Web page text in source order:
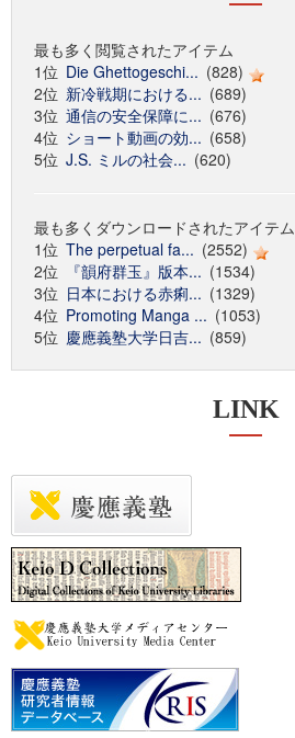
最も多く閲覧されたアイテム
1位 Die Ghettogeschi... (828)
2位 新冷戦期における... (689)
3位 通信の安全保障に... (676)
4位 ショート動画の効... (658)
5位 J.S. ミルの社会... (620)
最も多くダウンロードされたアイテム
1位 The perpetual fa... (2552)
2位
『韻府群玉』版本... (1534)
3位 日本における赤痢... (1329)
4位 Promoting Manga ... (1053)
5位 慶應義塾大学日吉... (859)
LINK